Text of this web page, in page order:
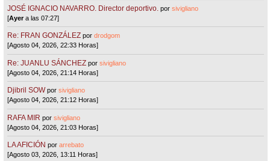
JOSÉ IGNACIO NAVARRO. Director deportivo. porsivigliano
[Ayera las 07:27]
Re: FRAN GONZÁLEZ pordrodgom
[Agosto 04, 2026, 22:33 Horas]
Re: JUANLU SÁNCHEZ porsivigliano
[Agosto 04, 2026, 21:14 Horas]
Djibril SOW porsivigliano
[Agosto 04, 2026, 21:12 Horas]
RAFA MIR porsivigliano
[Agosto 04, 2026, 21:03 Horas]
LA AFICIÓN porarrebato
[Agosto 03, 2026, 13:11 Horas]